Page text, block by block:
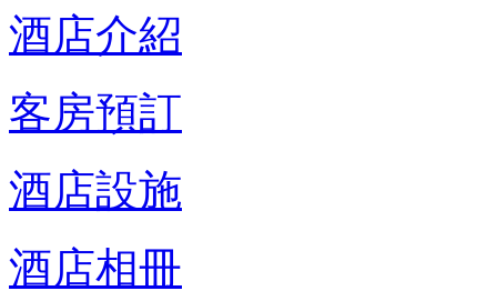
酒店介紹
客房預訂
酒店設施
酒店相冊